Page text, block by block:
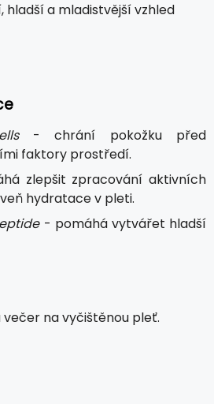
hladší a mladistvější vzhled
- chrání pokožku před
faktory prostředí.
zlepšit zpracování aktivních
hydratace v pleti.
- pomáhá vytvářet hladší
na vyčištěnou pleť.